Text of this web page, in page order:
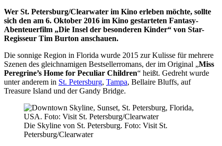
Wer St. Petersburg/Clearwater im Kino erleben möchte, sollte
sich den am 6. Oktober 2016 im Kino gestarteten Fantasy-
Abenteuerfilm „Die Insel der besonderen Kinder“ von Star-
Regisseur Tim Burton anschauen.
Die sonnige Region in Florida wurde 2015 zur Kulisse für mehrere
Szenen des gleichnamigen Bestsellerromans, der im Original „Miss
Peregrine’s Home for Peculiar Children“ heißt. Gedreht wurde
unter anderem in St. Petersburg, Tampa, Bellaire Bluffs, auf
Treasure Island und der Gandy Bridge.
Die Skyline von St. Petersburg. Foto: Visit St.
Petersburg/Clearwater